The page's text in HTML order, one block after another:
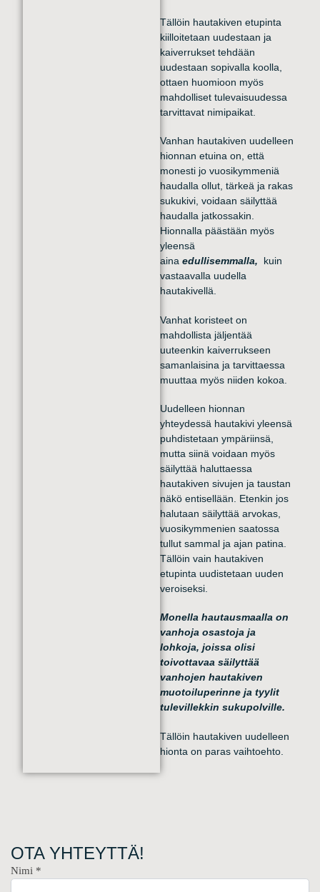
Tällöin hautakiven etupinta
kiilloitetaan uudestaan ja
kaiverrukset tehdään
uudestaan sopivalla koolla,
ottaen huomioon myös
mahdolliset tulevaisuudessa
tarvittavat nimipaikat.
Vanhan hautakiven uudelleen
hionnan etuina on, että
monesti jo vuosikymmeniä
haudalla ollut, tärkeä ja rakas
sukukivi, voidaan säilyttää
haudalla jatkossakin.
Hionnalla päästään myös
yleensä
aina edullisemmalla,
kuin
vastaavalla uudella
hautakivellä.
Vanhat koristeet on
mahdollista jäljentää
uuteenkin kaiverrukseen
samanlaisina ja tarvittaessa
muuttaa myös niiden kokoa.
Uudelleen hionnan
yhteydessä hautakivi yleensä
puhdistetaan ympäriinsä,
mutta siinä voidaan myös
säilyttää haluttaessa
hautakiven sivujen ja taustan
näkö entisellään. Etenkin jos
halutaan säilyttää arvokas,
vuosikymmenien saatossa
tullut sammal ja ajan patina.
Tällöin vain hautakiven
etupinta uudistetaan uuden
veroiseksi.
Monella hautausmaalla on
vanhoja osastoja ja
lohkoja, joissa olisi
toivottavaa säilyttää
vanhojen hautakiven
muotoiluperinne ja tyylit
tulevillekkin sukupolville.
Tällöin hautakiven uudelleen
hionta on paras vaihtoehto.
OTA YHTEYTTÄ!
Nimi *